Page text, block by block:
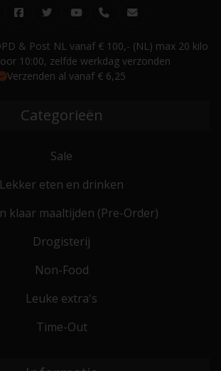
& Post NL vanaf € 100,- (NL) max 20 kilo
10:00, zelfde werkdag verzonden
Verzenden al vanaf € 6,25
Categorieën
Sale
Lekker eten en drinken
klaar maaltijden (Pre-Order)
Drogisterij
Non-Food
Leuke extra's
Time-Out